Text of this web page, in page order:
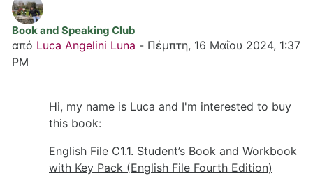
Book and Speaking Club
από Luca Angelini Luna - Πέμπτη, 16 Μαΐου 2024, 1:37
PM
Αριθμός απαντήσεων: 1
Hi, my name is Luca and I'm interested to buy
this book:
English File C1.1. Student’s Book and Workbook
with Key Pack (English File Fourth Edition)